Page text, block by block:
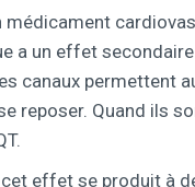
médicament
a un effet
canaux permettent
reposer. Quand ils
effet se produit à